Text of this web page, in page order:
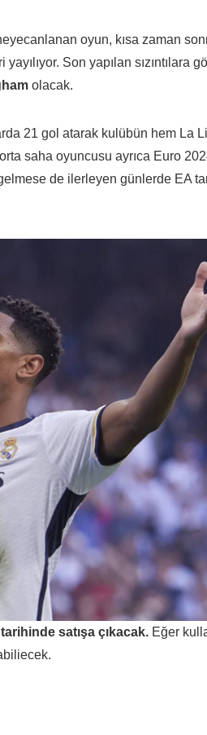
oyun, kısa zaman
Son yapılan sızıntılara
olacak.
21 gol atarak kulübün hem La
saha oyuncusu ayrıca Euro
de ilerleyen günlerde EA
satışa çıkacak. Eğer